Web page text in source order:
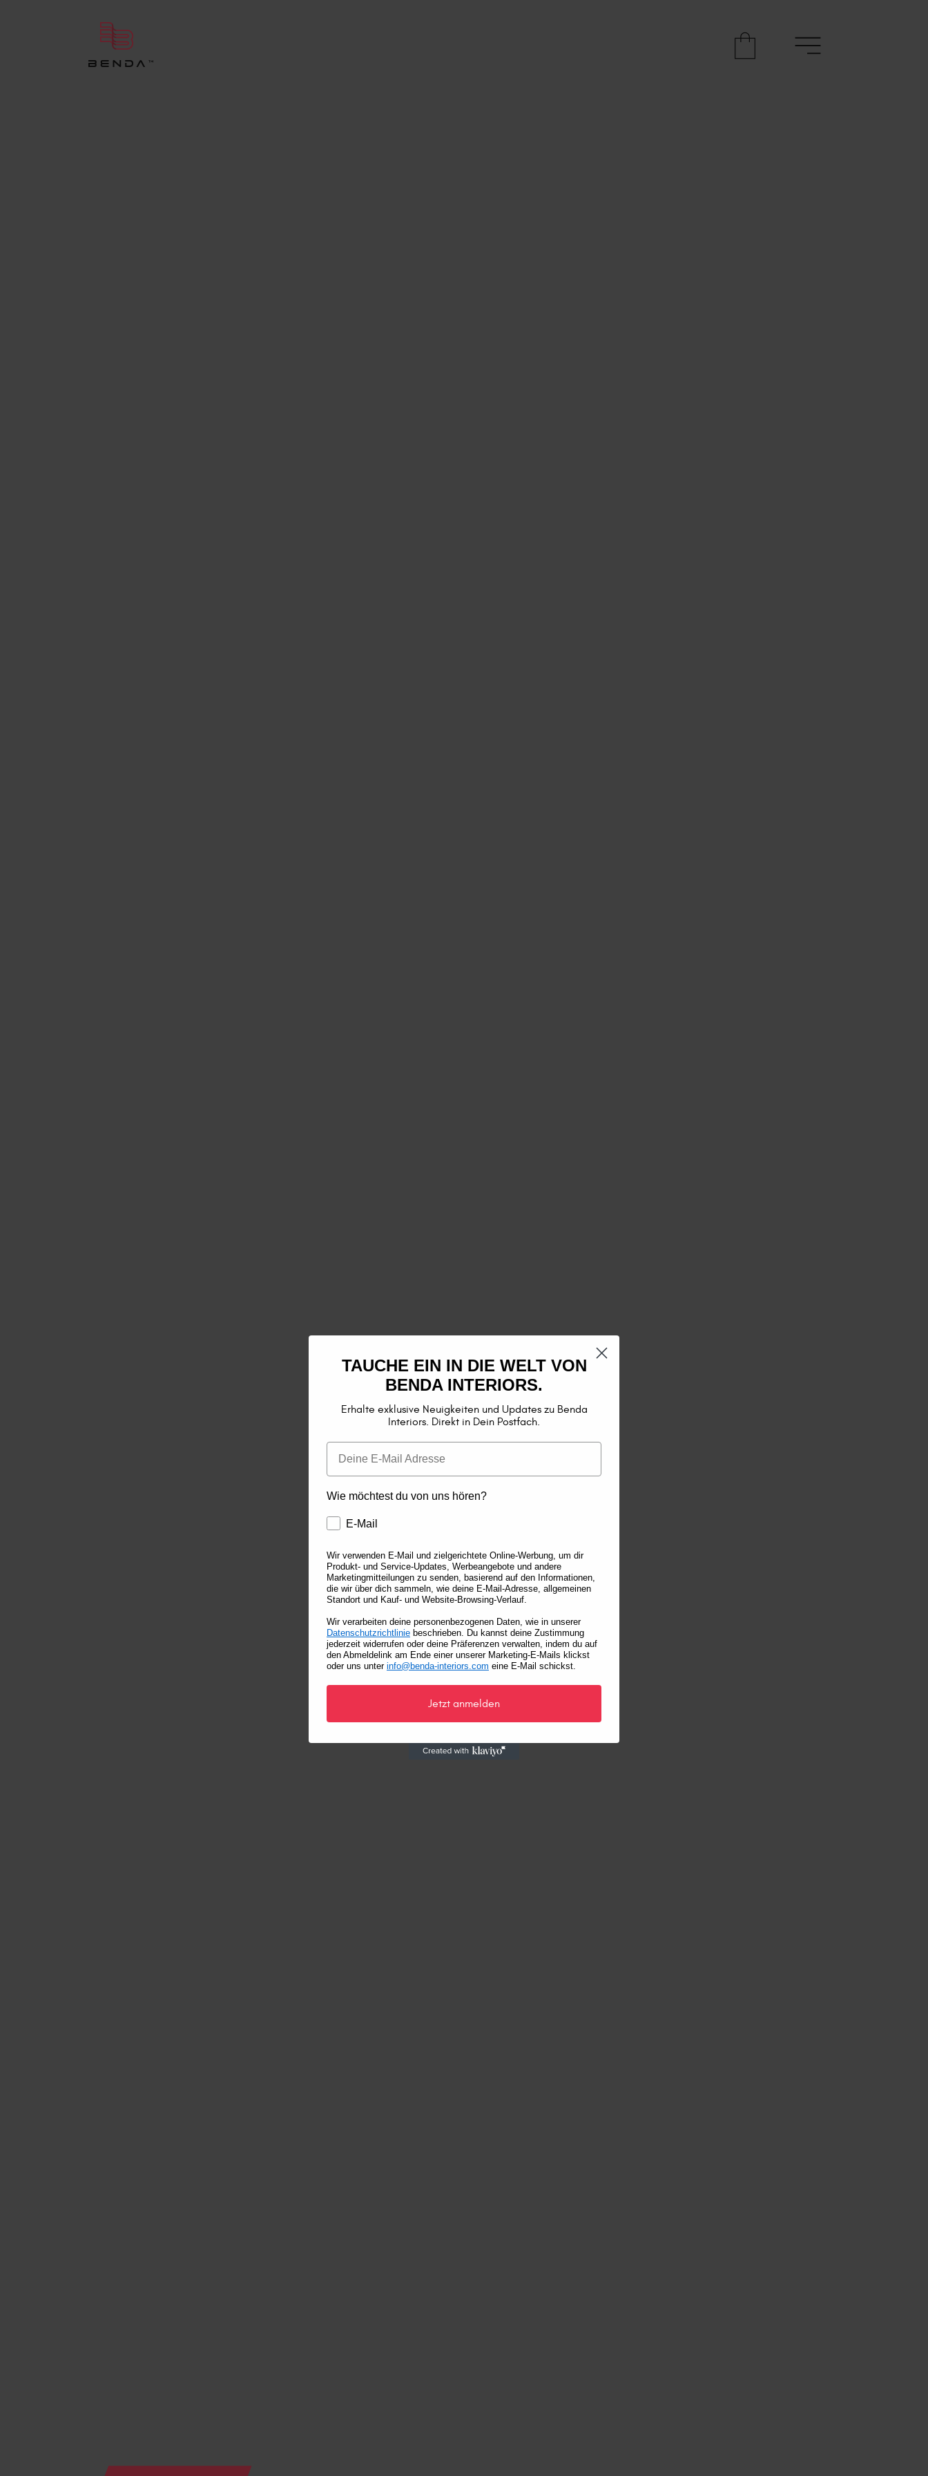
TAUCHE EIN IN DIE WELT VON
BENDA INTERIORS.
Erhalte exklusive Neuigkeiten und Updates zu Benda
Interiors. Direkt in Dein Postfach.
Wie möchtest du von uns hören?
E-Mail
Wir verwenden E-Mail und zielgerichtete Online-Werbung, um dir
Produkt- und Service-Updates, Werbeangebote und andere
Marketingmitteilungen zu senden, basierend auf den Informationen,
die wir über dich sammeln, wie deine E-Mail-Adresse, allgemeinen
Standort und Kauf- und Website-Browsing-Verlauf.
Wir verarbeiten deine personenbezogenen Daten, wie in unserer
Datenschutzrichtlinie beschrieben. Du kannst deine Zustimmung
jederzeit widerrufen oder deine Präferenzen verwalten, indem du auf
den Abmeldelink am Ende einer unserer Marketing-E-Mails klickst
oder uns unter info@benda-interiors.com eine E-Mail schickst.
Jetzt anmelden